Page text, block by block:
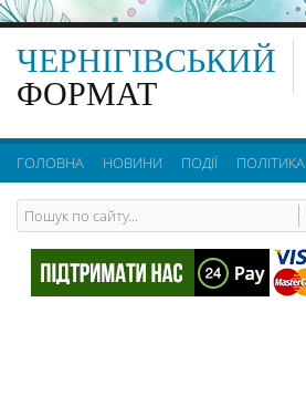
ЧЕРНІГІВСЬКИЙ
ФОРМАТ
ГОЛОВНА НОВИНИ ПОДІЇ ПОЛІТИКА